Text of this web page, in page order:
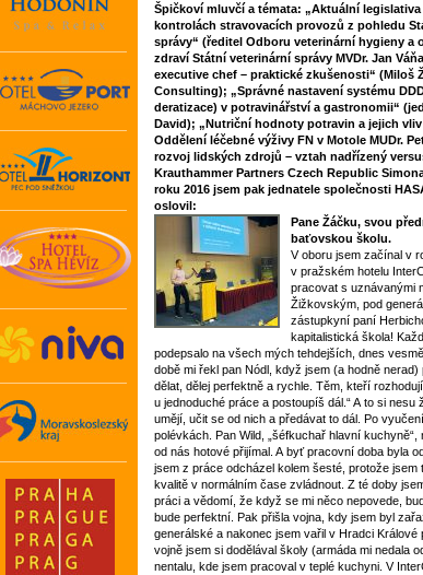
Špičkoví mluvčí a témata: „Aktuální
kontrolách stravovacích provozů z pohledu
správy“ (ředitel Odboru veterinární hygieny a
zdraví Státní veterinární správy MVDr. Jan
executive chef – praktické zkušenosti“ (Miloš
Consulting); „Správné nastavení systému
deratizace) v potravinářství a gastronomii“
David); „Nutriční hodnoty potravin a jejich
Oddělení léčebné výživy FN v Motole MUDr.
rozvoj lidských zdrojů – vztah nadřízený
Krauthammer Partners Czech Republic
roku 2016 jsem pak jednatele společnosti
oslovil:
Pane Žáčku, svou
baťovskou školu.
V oboru jsem začínal v
v pražském hotelu
pracovat s uznávanými
Žižkovským, pod
zástupkyní paní
kapitalistická škola!
podepsalo na všech mých tehdejších, dnes
době mi řekl pan Nódl, když jsem (a hodně
dělat, dělej perfektně a rychle. Těm, kteří
u jednoduché práce a postoupíš dál.“ A to si
umějí, učit se od nich a předávat to dál. Po
polévkách. Pan Wild, „šéfkuchař hlavní
od nás hotové přijímal. A byť pracovní doba byla
jsem z práce odcházel kolem šesté, protože
kvalitě v normálním čase zvládnout. Z té doby
práci a vědomí, že když se mi něco nepovede,
bude perfektní. Pak přišla vojna, kdy jsem byl
generálské a nakonec jsem vařil v Hradci Králové
vojně jsem si dodělával školy (armáda mi nedala
nentalu, kde jsem pracoval v teplé kuchyni. V